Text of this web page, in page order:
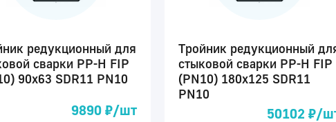
редукционный для
сварки PP-H FIP
90x63 SDR11 PN10
9890 ₽/шт
Тройник редукционный
стыковой сварки PP-H FIP
(PN10) 180x125 SDR11
PN10
50102 ₽/